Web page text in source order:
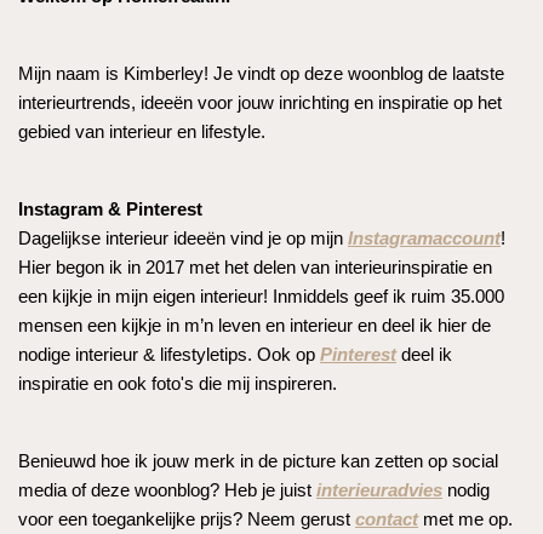
Mijn naam is Kimberley! Je vindt op deze woonblog de laatste
interieurtrends, ideeën voor jouw inrichting en inspiratie op het
gebied van interieur en lifestyle.
Instagram & Pinterest
Dagelijkse interieur ideeën vind je op mijn Instagramaccount!
Hier begon ik in 2017 met het delen van interieurinspiratie en
een kijkje in mijn eigen interieur! Inmiddels geef ik ruim 35.000
mensen een kijkje in m’n leven en interieur en deel ik hier de
nodige interieur & lifestyletips. Ook op Pinterestdeel ik
inspiratie en ook foto's die mij inspireren.
Benieuwd hoe ik jouw merk in de picture kan zetten op social
media of deze woonblog? Heb je juist interieuradvies nodig
voor een toegankelijke prijs? Neem gerust contactmet me op.